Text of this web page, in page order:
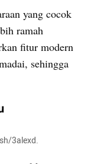
yang cocok
ramah
fitur modern
sehingga
3alexd.